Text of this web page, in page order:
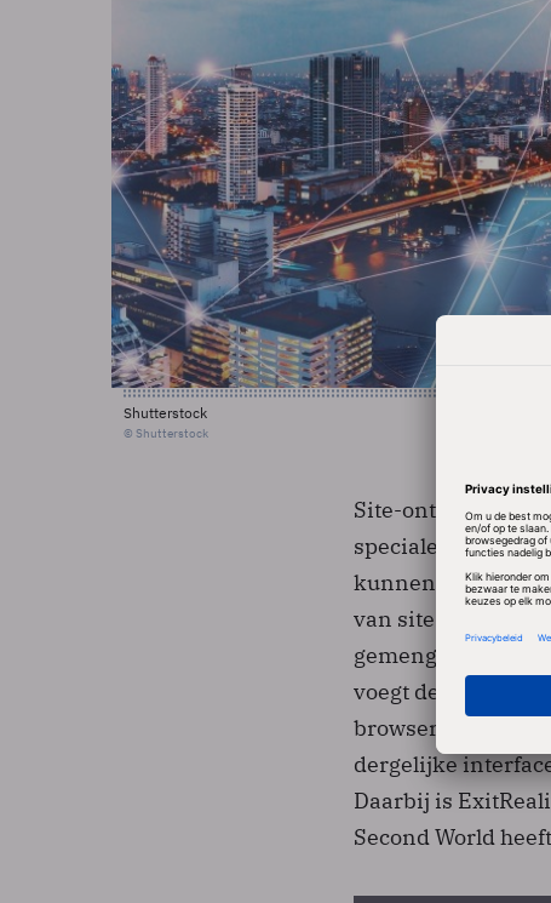
Shutterstock
© Shutterstock
Site-
speciale toolbox,
kunnen
van site naar site
gemengd. Over
voegt deze niet
browser vindt. Dat
dergelijke
Daarbij is
Second World